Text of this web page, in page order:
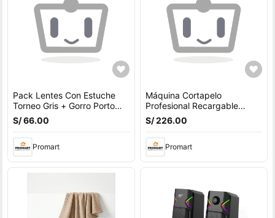
Pack Lentes Con Estuche
Torneo Gris + Gorro Porto
Negro
S/ 66.00
Promart
Máquina Cortapelo
Profesional Recargable
Trimmer Barba 7200RPM
Corte Preciso 0.1mm Negro
S/ 226.00
Promart